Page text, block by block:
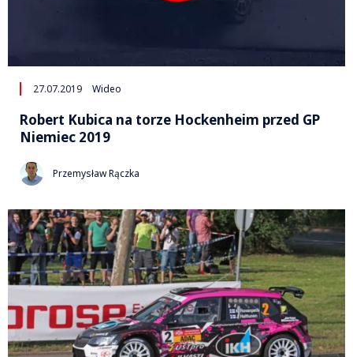
27.07.2019 Wideo
Robert Kubica na torze Hockenheim przed GP
Niemiec 2019
Przemysław Rączka